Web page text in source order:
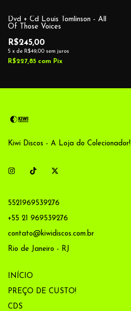
Dvd + Cd Louis Tomlinson - All
Of Those Voices
R$245,00
5 x de R$49,00 sem juros
R$227,85 com Pix
Kiwi Discos - A Loja do Colecionador!
5521969539276
+55 21 969539276
contato@kiwidiscos.com.br
Rio de Janeiro - RJ
INÍCIO
PREÇO DE CUSTO!
CDS